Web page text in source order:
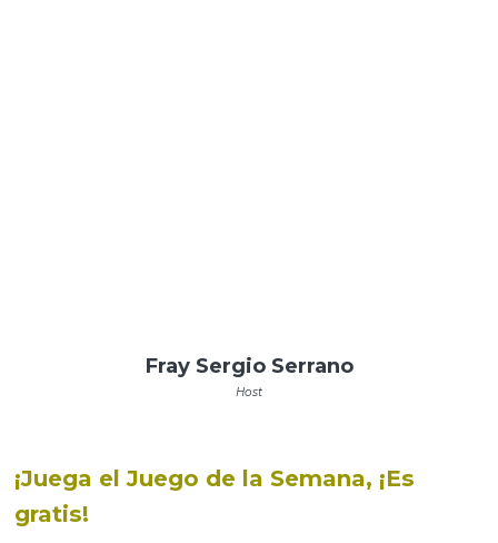
Fray Sergio Serrano
Host
¡Juega el Juego de la Semana, ¡Es
gratis!